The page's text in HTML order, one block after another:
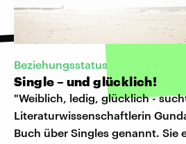
Beziehungsstatus
Single – und glücklich!
"Weiblich, ledig, glücklich -
Literaturwissenschaftlerin
Buch über Singles genannt. Sie